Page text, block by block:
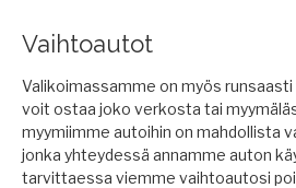
Vaihtoautot
Valikoimassamme on myös
voit ostaa joko verkosta tai
myymiimme autoihin on mahdollista
jonka yhteydessä annamme auton
tarvittaessa viemme vaihtoautosi